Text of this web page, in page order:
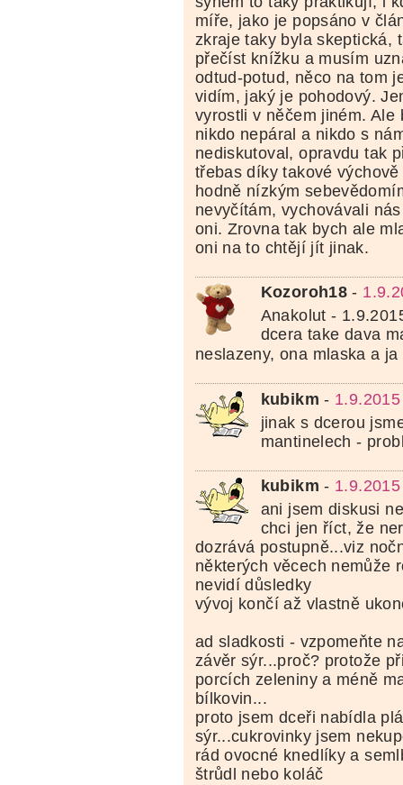
míře, jako je popsáno v
zkraje taky byla skeptická,
přečíst knížku a musím
odtud-potud, něco na tom
vidím, jaký je pohodový.
vyrostli v něčem jiném. Ale
nikdo nepáral a nikdo s
nediskutoval, opravdu tak
třebas díky takové
hodně nízkým
nevyčítám, vychovávali
oni. Zrovna tak bych ale
oni na to chtějí jít jinak.
Kozoroh18 -
Anakolut -
dcera take dava
neslazeny, ona mlaska a
kubikm -
jinak s dcerou
mantinelech -
kubikm -
ani jsem diskusi
chci jen říct, že
dozrává postupně...viz
některých věcech nemůže
nevidí důsledky
vývoj končí až vlastně
ad sladkosti - vzpomeňte
závěr sýr...proč? protože
porcích zeleniny a méně
bílkovin...
proto jsem dceři nabídla
sýr...cukrovinky jsem
rád ovocné knedlíky a
štrůdl nebo koláč